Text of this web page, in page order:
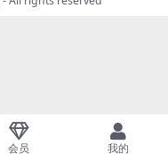
会员 我的